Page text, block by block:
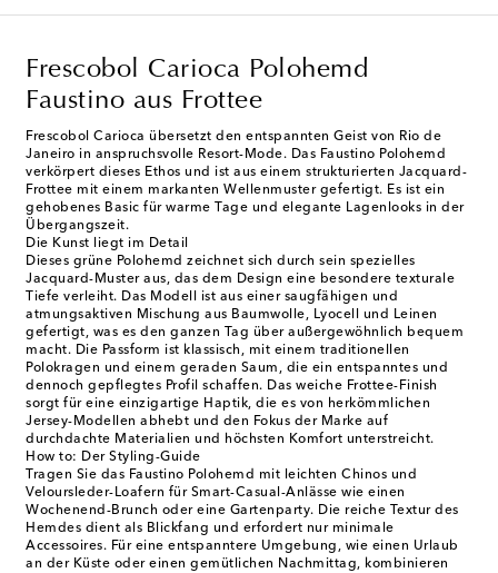
Frescobol Carioca Polohemd
Faustino aus Frottee
Frescobol Carioca übersetzt den entspannten Geist von Rio de
Janeiro in anspruchsvolle Resort-Mode. Das Faustino Polohemd
verkörpert dieses Ethos und ist aus einem strukturierten Jacquard-
Frottee mit einem markanten Wellenmuster gefertigt. Es ist ein
gehobenes Basic für warme Tage und elegante Lagenlooks in der
Übergangszeit.
Die Kunst liegt im Detail
Dieses grüne Polohemd zeichnet sich durch sein spezielles
Jacquard-Muster aus, das dem Design eine besondere texturale
Tiefe verleiht. Das Modell ist aus einer saugfähigen und
atmungsaktiven Mischung aus Baumwolle, Lyocell und Leinen
gefertigt, was es den ganzen Tag über außergewöhnlich bequem
macht. Die Passform ist klassisch, mit einem traditionellen
Polokragen und einem geraden Saum, die ein entspanntes und
dennoch gepflegtes Profil schaffen. Das weiche Frottee-Finish
sorgt für eine einzigartige Haptik, die es von herkömmlichen
Jersey-Modellen abhebt und den Fokus der Marke auf
durchdachte Materialien und höchsten Komfort unterstreicht.
How to: Der Styling-Guide
Tragen Sie das Faustino Polohemd mit leichten Chinos und
Veloursleder-Loafern für Smart-Casual-Anlässe wie einen
Wochenend-Brunch oder eine Gartenparty. Die reiche Textur des
Hemdes dient als Blickfang und erfordert nur minimale
Accessoires. Für eine entspanntere Umgebung, wie einen Urlaub
an der Küste oder einen gemütlichen Nachmittag, kombinieren